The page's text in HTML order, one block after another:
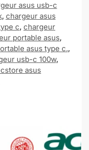
asus usb-c
, chargeur asus
c, chargeur
portable asus,
asus type c.,
usb-c 100w,
asus